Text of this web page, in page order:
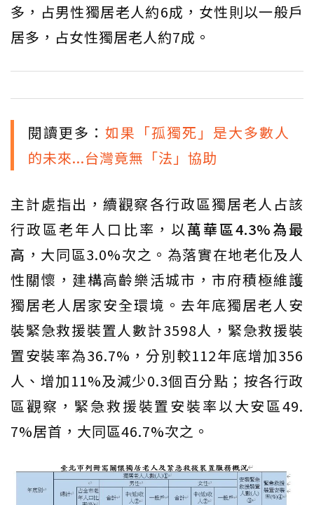
多，占男性獨居老人約6成，女性則以一般戶
居多，占女性獨居老人約7成。
閱讀更多： 如果「孤獨死」是大多數人
的未來...台灣竟無「法」協助
主計處指出，續觀察各行政區獨居老人占該
行政區老年人口比率，以萬華區4.3%為最
高 ，大同區3.0%次之。為落實在地老化及人
性關懷，建構高齡樂活城市，市府積極維護
獨居老人居家安全環境。去年底獨居老人安
裝緊急救援裝置人數計3598人，緊急救援裝
置安裝率為36.7%，分別較112年底增加356
人、增加11%及減少0.3個百分點；按各行政
區觀察，緊急救援裝置安裝率以大安區49.
7%居首，大同區46.7%次之。